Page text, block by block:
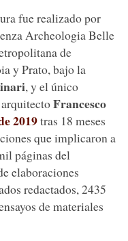
fue realizado por
Archeologia Belle
de
y Prato, bajo la
, y el único
Francesco
2019tras 18 meses
que implicaron a
páginas del
elaboraciones
redactados, 2435
de materiales